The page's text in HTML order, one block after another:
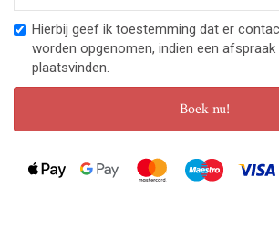
Hierbij geef ik toestemming dat er
worden opgenomen, indien een afspraak
plaatsvinden.
Boek nu!